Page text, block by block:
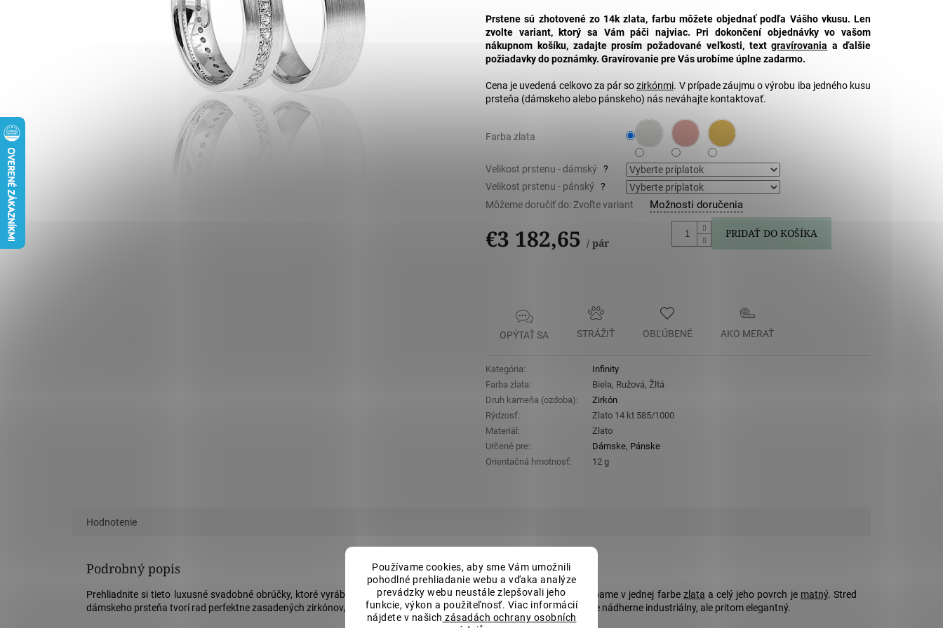
Používame cookies, aby sme Vám umožnili
pohodlné prehliadanie webu a vďaka analýze
prevádzky webu neustále zlepšovali jeho
funkcie, výkon a použiteľnosť. Viac informácií
nájdete v našich zásadách ochrany osobních
€3 182,65 / pár
Farba zlata
Velikost prstenu - dámský
?
Velikost prstenu - pánský
?
Môžeme doručiť do:Zvoľte variant Možnosti doručenia
PRIDAŤ DO KOŠÍKA
Prstene sú zhotovené zo 14k zlata, farbu môžete objednať podľa Vášho vkusu. Len
zvolte variant, ktorý sa Vám páči najviac. Pri dokončení objednávky vo vašom
nákupnom košíku, zadajte prosím požadované veľkosti, textgravírovania a ďalšie
požiadavky do poznámky. Gravírovanie pre Vás urobíme úplne zadarmo.
Cena je uvedená celkovo za pár sozirkónmi. V prípade záujmu o výrobu iba jedného kusu
prsteňa (dámskeho alebo pánskeho) nás neváhajte kontaktovať.
OPÝTAŤ SA STRÁŽIŤ OBĽÚBENÉ AKO MERAŤ
Kategória:
Infinity
Farba zlata:
Biela, Ružová, Žltá
Druh kameňa (ozdoba):
Zirkón
Rýdzosť:
Zlato 14 kt 585/1000
Materiál :
Zlato
Určené pre: Dámske, Pánske
Orientačná hmotnosť: 12 g
Hodnotenie
Podrobný popis
Prehliadnite si tieto luxusné svadobné obrúčky, ktoré vyrábame len pre Vás! Tento modelsvadobných obrúčok vyrábame v jednej farbe zlata a celý jeho povrch je matný. Stred
dámskeho prsteňa tvorí rad perfektne zasadených zirkónov/briliantov, ktoré sa vinú po celom obvode. Pánsky prsteň je nádherne industriálny, ale pritom elegantný.